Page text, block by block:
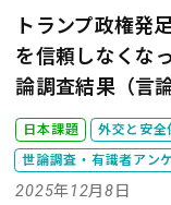
トランプ政権発
を信頼しなくな
論調査結果（言
日本課題 外交と安全
世論調査・有識者アン
2025年12月8日